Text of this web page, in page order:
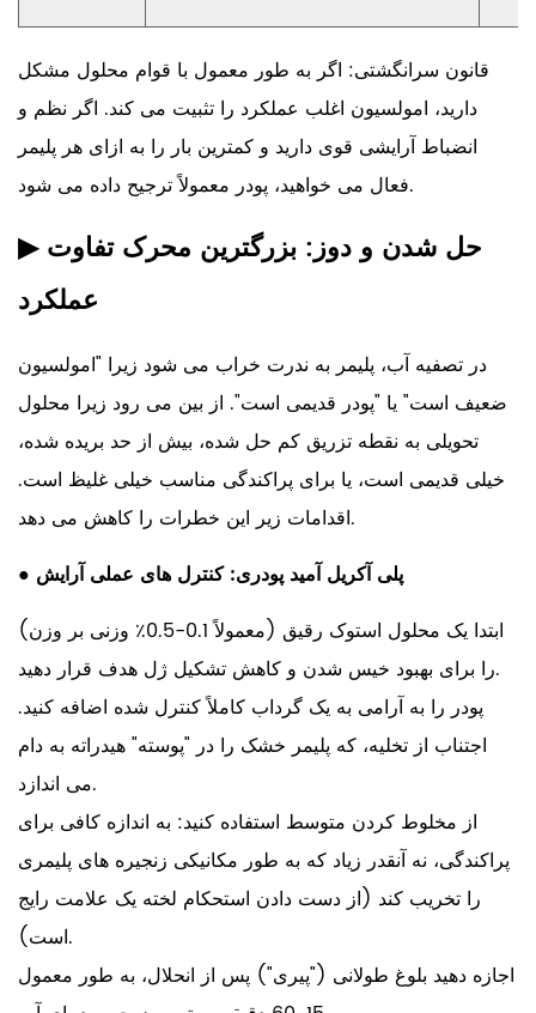
قانون سرانگشتی: اگر به طور معمول با قوام محلول مشکل
دارید، امولسیون اغلب عملکرد را تثبیت می کند. اگر نظم و
انضباط آرایشی قوی دارید و کمترین بار را به ازای هر پلیمر
فعال می خواهید، پودر معمولاً ترجیح داده می شود.
▶ حل شدن و دوز: بزرگترین محرک تفاوت
عملکرد
در تصفیه آب، پلیمر به ندرت خراب می شود زیرا "امولسیون
ضعیف است" یا "پودر قدیمی است". از بین می رود زیرا محلول
تحویلی به نقطه تزریق کم حل شده، بیش از حد بریده شده،
خیلی قدیمی است، یا برای پراکندگی مناسب خیلی غلیظ است.
اقدامات زیر این خطرات را کاهش می دهد.
● پلی آکریل آمید پودری: کنترل های عملی آرایش
ابتدا یک محلول استوک رقیق (معمولاً 0.1-0.5٪ وزنی بر وزن)
را برای بهبود خیس شدن و کاهش تشکیل ژل هدف قرار دهید.
پودر را به آرامی به یک گرداب کاملاً کنترل شده اضافه کنید.
اجتناب از تخلیه، که پلیمر خشک را در "پوسته" هیدراته به دام
می اندازد.
از مخلوط کردن متوسط ​​استفاده کنید: به اندازه کافی برای
پراکندگی، نه آنقدر زیاد که به طور مکانیکی زنجیره های پلیمری
را تخریب کند (از دست دادن استحکام لخته یک علامت رایج
است).
اجازه دهید بلوغ طولانی ("پیری") پس از انحلال، به طور معمول